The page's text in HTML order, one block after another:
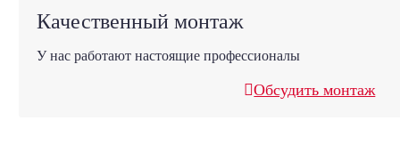
Качественный монтаж
У нас работают настоящие профессионалы
Обсудить монтаж